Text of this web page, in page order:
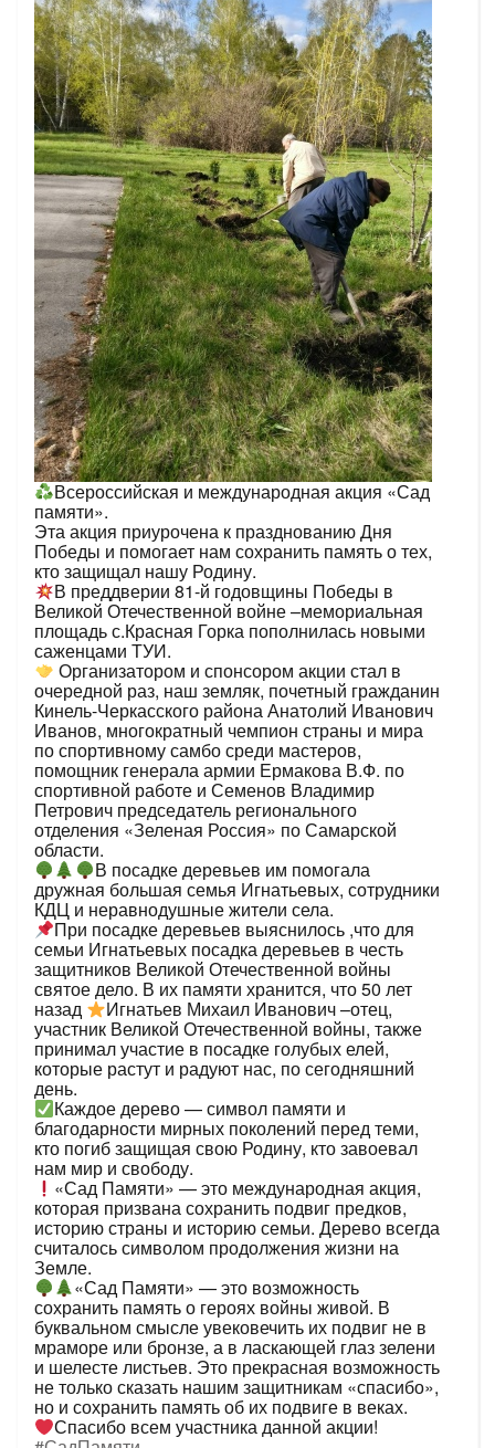
Всероссийская и международная акция «Сад
памяти».
Эта акция приурочена к празднованию Дня
Победы и помогает нам сохранить память о тех,
кто защищал нашу Родину.
В преддверии 81-й годовщины Победы в
Великой Отечественной войне –мемориальная
площадь с.Красная Горка пополнилась новыми
саженцами ТУИ.
Организатором и спонсором акции стал в
очередной раз, наш земляк, почетный гражданин
Кинель-Черкасского района Анатолий Иванович
Иванов, многократный чемпион страны и мира
по спортивному самбо среди мастеров,
помощник генерала армии Ермакова В.Ф. по
спортивной работе и Семенов Владимир
Петрович председатель регионального
отделения «Зеленая Россия» по Самарской
области.
В посадке деревьев им помогала
дружная большая семья Игнатьевых, сотрудники
КДЦ и неравнодушные жители села.
При посадке деревьев выяснилось ,что для
семьи Игнатьевых посадка деревьев в честь
защитников Великой Отечественной войны
святое дело. В их памяти хранится, что 50 лет
назад Игнатьев Михаил Иванович –отец,
участник Великой Отечественной войны, также
принимал участие в посадке голубых елей,
которые растут и радуют нас, по сегодняшний
день.
Каждое дерево — символ памяти и
благодарности мирных поколений перед теми,
кто погиб защищая свою Родину, кто завоевал
нам мир и свободу.
«Сад Памяти» — это международная акция,
которая призвана сохранить подвиг предков,
историю страны и историю семьи. Дерево всегда
считалось символом продолжения жизни на
Земле.
«Сад Памяти» — это возможность
сохранить память о героях войны живой. В
буквальном смысле увековечить их подвиг не в
мраморе или бронзе, а в ласкающей глаз зелени
и шелесте листьев. Это прекрасная возможность
не только сказать нашим защитникам «спасибо»,
но и сохранить память об их подвиге в веках.
Спасибо всем участника данной акции!